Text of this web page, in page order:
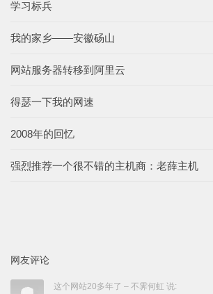
学习标兵
我的家乡——安徽砀山
网站服务器转移到阿里云
得瑟一下我的网速
2008年的回忆
强烈推荐一个很不错的主机商：老薛主机
网友评论
这个网站20多年了 – 不霁何虹 说: